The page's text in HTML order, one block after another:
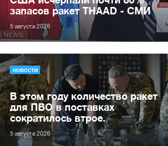
запасов ракет THAAD - СМИ
5 августа 2026
НОВОСТИ
В этом году количество ракет
для ПВО в поставках
сократилось втрое.
5 августа 2026